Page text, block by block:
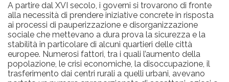
A partire dal XVI secolo, i governi si trovarono di fronte
alla necessità di prendere iniziative concrete in risposta
ai processi di pauperizzazione e disorganizzazione
sociale che mettevano a dura prova la sicurezza e la
stabilità in particolare di alcuni quartieri delle città
europee. Numerosi fattori, tra i quali l’aumento della
popolazione, le crisi economiche, la disoccupazione, il
trasferimento dai centri rurali a quelli urbani, avevano